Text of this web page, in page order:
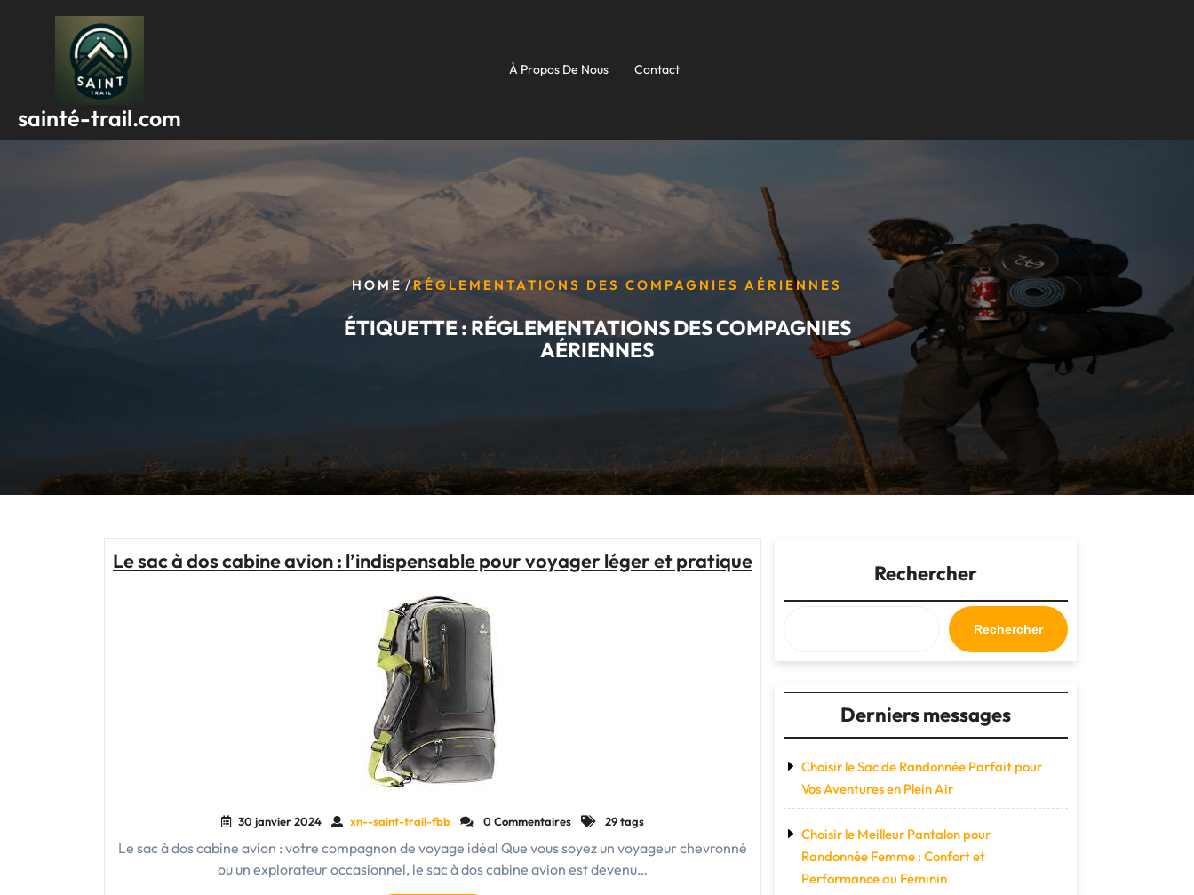
sainté-trail.com
À Propos De Nous Contact
HOME/RÉGLEMENTATIONS DES COMPAGNIES AÉRIENNES
ÉTIQUETTE : RÉGLEMENTATIONS DES COMPAGNIES
AÉRIENNES
Le sac à dos cabine avion : l’indispensable pour voyager léger et pratique
30 janvier 2024 xn--saint-trail-fbb 0 Commentaires 29 tags
Le sac à dos cabine avion : votre compagnon de voyage idéal Que vous soyez un voyageur chevronné
ou un explorateur occasionnel, le sac à dos cabine avion est devenu…
Rechercher
Rechercher
Derniers messages
Choisir le Sac de Randonnée Parfait pour
Vos Aventures en Plein Air
Choisir le Meilleur Pantalon pour
Randonnée Femme : Confort et
Performance au Féminin